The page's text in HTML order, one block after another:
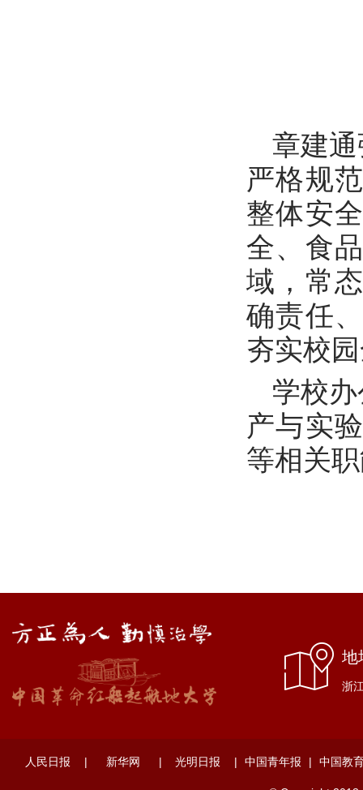
章建
严格规
整体安
全、食
域，常
确责任
夯实校
学校
产与实
等相关
地
浙
人民日报 | 新华网 | 光明日报 | 中国青年报 | 中国教